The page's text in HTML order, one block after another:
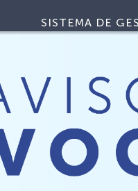
SISTEMA DE